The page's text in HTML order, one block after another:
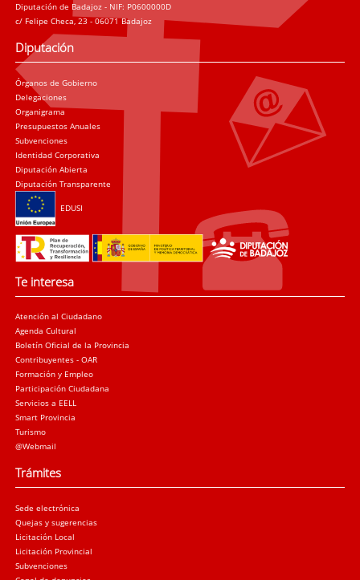
Diputación de Badajoz - NIF: P0600000D
c/ Felipe Checa, 23 - 06071 Badajoz
Diputación
Órganos de Gobierno
Delegaciones
Organigrama
Presupuestos Anuales
Subvenciones
Identidad Corporativa
Diputación Abierta
Diputación Transparente
EDUSI
Te interesa
Atención al Ciudadano
Agenda Cultural
Boletín Oficial de la Provincia
Contribuyentes - OAR
Formación y Empleo
Participación Ciudadana
Servicios a EELL
Smart Provincia
Turismo
@Webmail
Trámites
Sede electrónica
Quejas y sugerencias
Licitación Local
Licitación Provincial
Subvenciones